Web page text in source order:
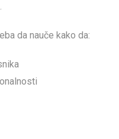
da nauče kako da: